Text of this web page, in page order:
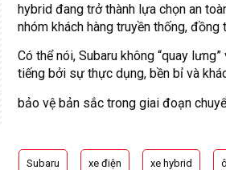
hybrid đang trở thành lựa chọn an
nhóm khách hàng truyền thống,
Có thể nói, Subaru không “quay
tiếng bởi sự thực dụng, bền bỉ và
bảo vệ bản sắc trong giai đoạn
Subaru xe điện xe hybrid